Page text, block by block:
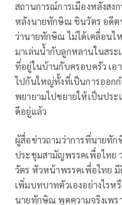
สถานการณ์การเมืองหลังสง
หลังนายทักษิณ ชินวัตร อดีต
ว่านายทักษิณ ไม่ได้เคลื่อนไ
มาเล่นน้ำกับลูกหลานในสระ
ที่อยู่ในบ้านกับครอบครัว เอ
ไปกันใหญ่ทั้งที่เป็นการออกก
พยายามไปขยายให้เป็นประ
ดีอยู่แล้ว
ผู้สื่อข่าวถามว่าการที่นายทั
ประชุมสามัญพรรคเพื่อไทย
วัตร หัวหน้าพรรคเพื่อไทย มี
เพิ่มบทบาทตัวเองอย่างไรห
นายทักษิณ พูดความจริงเพร